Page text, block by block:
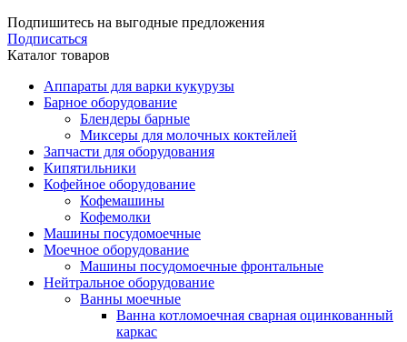
Подпишитесь на выгодные предложения
Подписаться
Каталог товаров
Аппараты для варки кукурузы
Барное оборудование
Блендеры барные
Миксеры для молочных коктейлей
Запчасти для оборудования
Кипятильники
Кофейное оборудование
Кофемашины
Кофемолки
Машины посудомоечные
Моечное оборудование
Машины посудомоечные фронтальные
Нейтральное оборудование
Ванны моечные
Ванна котломоечная сварная оцинкованный
каркас